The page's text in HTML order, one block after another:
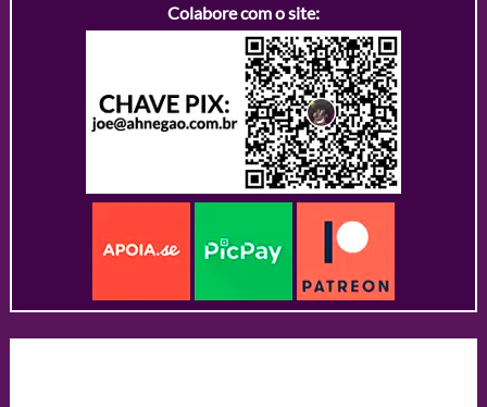
Colabore com o site: